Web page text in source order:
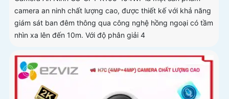
camera an ninh chất lượng cao, được thiết kế với khả năng
giám sát ban đêm thông qua công nghệ hồng ngoại có tầm
nhìn xa lên đến 10m. Với độ phân giải 4